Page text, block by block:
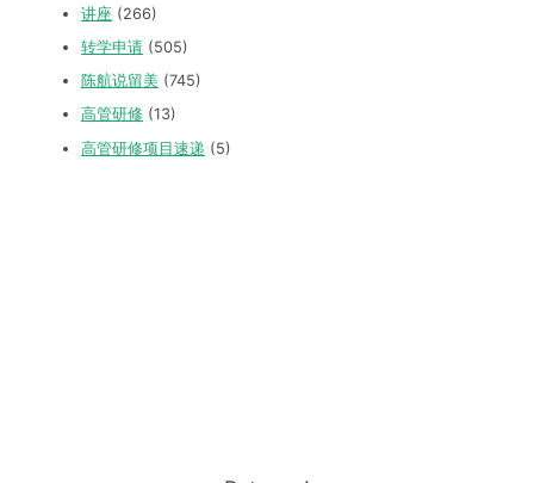
讲座 (266)
转学申请 (505)
陈航说留美 (745)
高管研修 (13)
高管研修项目速递 (5)